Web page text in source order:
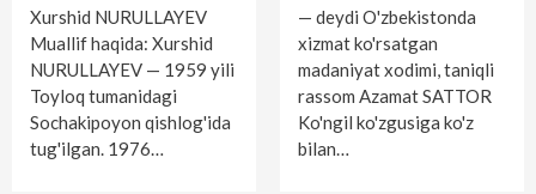
Xurshid NURULLAYEV
Muallif haqida: Xurshid
NURULLAYEV — 1959 yili
Toyloq tumanidagi
Sochakipoyon qishlog'ida
tug'ilgan. 1976…
— deydi O'zbekistonda
xizmat ko'rsatgan
madaniyat xodimi, taniqli
rassom Azamat SATTOR
Ko'ngil ko'zgusiga ko'z
bilan…